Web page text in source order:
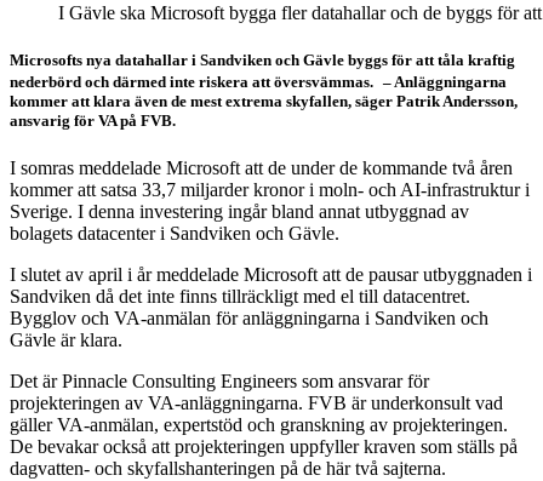
I Gävle ska Microsoft bygga fler datahallar och de byggs för
Microsofts nya datahallar i Sandviken och Gävle byggs för att tåla kraftig
nederbörd och därmed inte riskera att översvämmas. – Anläggningarna
kommer att klara även de mest extrema skyfallen, säger Patrik Andersson,
ansvarig för VA på FVB.
I somras meddelade Microsoft att de under de kommande två åren
kommer att satsa 33,7 miljarder kronor i moln- och AI-infrastruktur i
Sverige. I denna investering ingår bland annat utbyggnad av
bolagets datacenter i Sandviken och Gävle.
I slutet av april i år meddelade Microsoft att de pausar utbyggnaden i
Sandviken då det inte finns tillräckligt med el till datacentret.
Bygglov och VA-anmälan för anläggningarna i Sandviken och
Gävle är klara.
Det är Pinnacle Consulting Engineers som ansvarar för
projekteringen av VA-anläggningarna. FVB är underkonsult vad
gäller VA-anmälan, expertstöd och granskning av projekteringen.
De bevakar också att projekteringen uppfyller kraven som ställs på
dagvatten- och skyfallshanteringen på de här två sajterna.